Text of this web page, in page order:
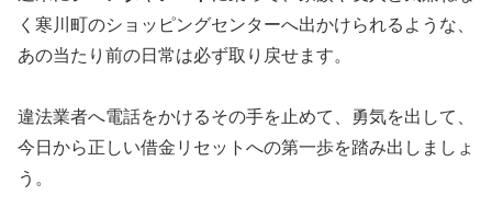
く寒川町のショッピングセンターへ出かけられるような、
あの当たり前の日常は必ず取り戻せます。
違法業者へ電話をかけるその手を止めて、勇気を出して、
今日から正しい借金リセットへの第一歩を踏み出しましょ
う。